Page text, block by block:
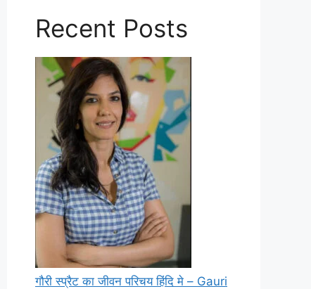
Recent Posts
गौरी स्प्रैट का जीवन परिचय हिंदि मे – Gauri